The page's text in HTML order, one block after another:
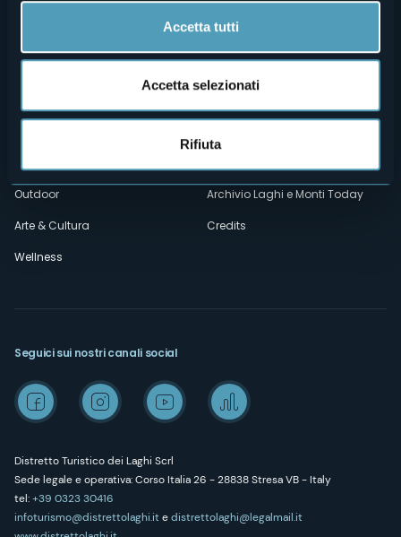
Accetta tutti
Accetta selezionati
Rifiuta
secondario
Dove siamo
Outdoor
Arte & Cultura
Wellness
Webcam
Eventi
Archivio Laghi e Monti Today
Credits
Distretto Turistico dei Laghi Scrl
Sede legale e operativa: Corso Italia 26 - 28838 Stresa VB - Italy
tel:+39 0323 30416
infoturismo@distrettolaghi.itedistrettolaghi@legalmail.it
Seguici sui nostri canali social